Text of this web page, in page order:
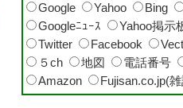
Google Yahoo
Bing
Googleﾆｭｰｽ
Yahoo掲示
Twitter
Facebook
５ch
地図
電話番号
Amazon
Fujisan.co.jp(